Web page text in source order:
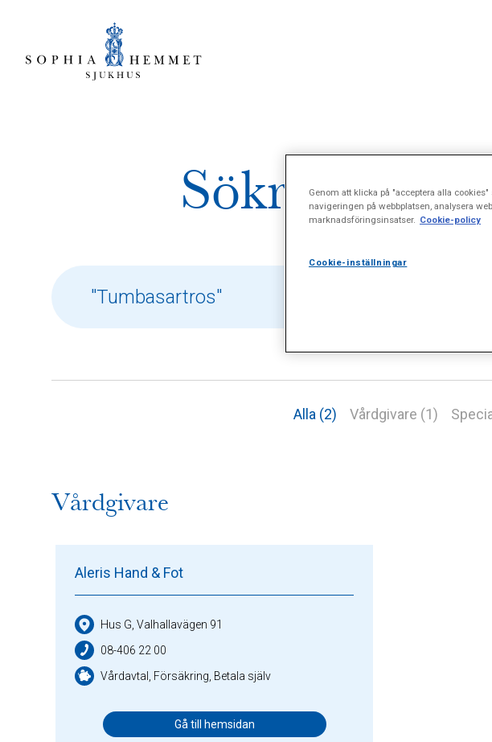
Sökresultat
Alla (2) Vårdgivare (1)
Vårdgivare
Aleris Hand & Fot
Hus G, Valhallavägen 91
08-406 22 00
Vårdavtal, Försäkring, Betala själv
Gå till hemsidan
Genom att klicka på "acceptera alla
navigeringen på webbplatsen, analysera
marknadsföringsinsatser. Cookie-policy
Cookie-inställningar